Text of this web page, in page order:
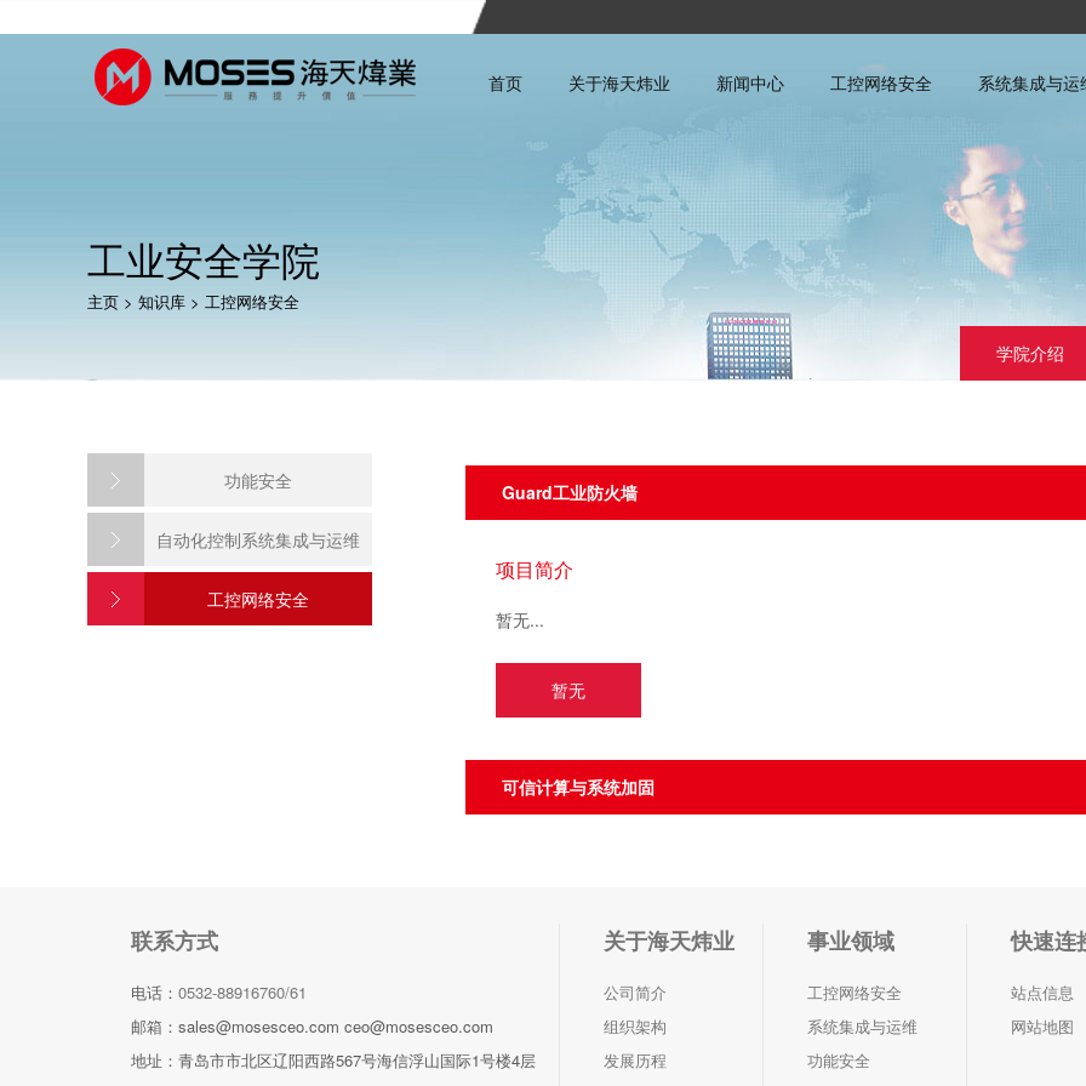
首页 关于海天炜业 新闻中心 工控网络安全 系统集成与运
工业安全学院
主页 > 知识库 > 工控网络安全
学院介绍
功能安全
自动化控制系统集成与运维
工控网络安全
Guard工业防火墙
项目简介
暂无...
暂无
可信计算与系统加固
联系方式
电话： 0532-88916760/61
邮箱：sales@mosesceo.com ceo@mosesceo.com
地址：青岛市市北区辽阳西路567号海信浮山国际1号楼4层
关于海天炜业
公司简介
组织架构
发展历程
事业领域
工控网络安全
系统集成与运维
功能安全
快速连
站点信息
网站地图